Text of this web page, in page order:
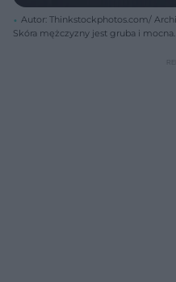
Autor: Thinkstockphotos.com/
Skóra mężczyzny jest gruba i